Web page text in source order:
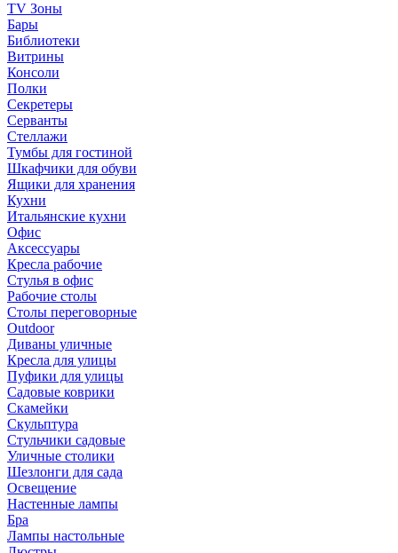
TV Зоны
Бары
Библиотеки
Витрины
Консоли
Полки
Секретеры
Серванты
Стеллажи
Тумбы для гостиной
Шкафчики для обуви
Ящики для хранения
Кухни
Итальянские кухни
Офис
Аксессуары
Кресла рабочие
Стулья в офис
Рабочие столы
Столы переговорные
Outdoor
Диваны уличные
Кресла для улицы
Пуфики для улицы
Садовые коврики
Скамейки
Скульптура
Стульчики садовые
Уличные столики
Шезлонги для сада
Освещение
Hастенные лампы
Бра
Лампы настольные